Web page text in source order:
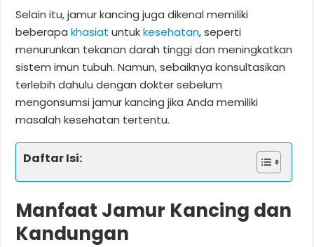
Selain itu, jamur kancing juga dikenal memiliki
beberapakhasiat untukkesehatan, seperti
menurunkan tekanan darah tinggi dan meningkatkan
sistem imun tubuh. Namun, sebaiknya konsultasikan
terlebih dahulu dengan dokter sebelum
mengonsumsi jamur kancing jika Anda memiliki
masalah kesehatan tertentu.
Daftar Isi:
Manfaat Jamur Kancing dan
Kandungan